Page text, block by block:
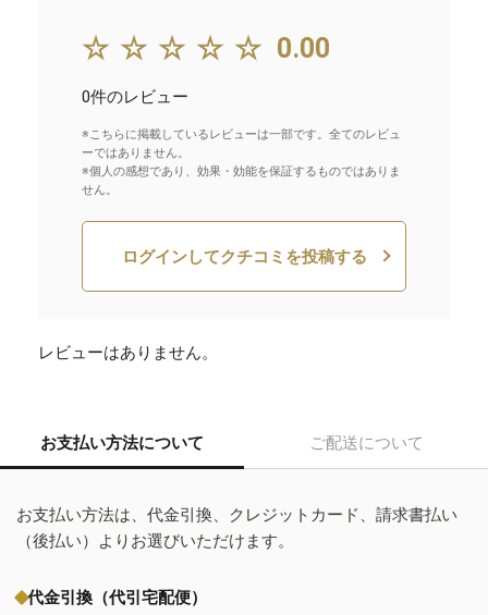
☆☆☆☆☆ 0.00
0件のレビュー
※こちらに掲載しているレビューは一部です。全てのレビュ
ーではありません。
※個人の感想であり、効果・効能を保証するものではありま
せん。
ログインしてクチコミを投稿する
レビューはありません。
お支払い方法について ご配送について
お支払い方法は、代金引換、クレジットカード、請求書払い
（後払い）よりお選びいただけます。
代金引換（代引宅配便）